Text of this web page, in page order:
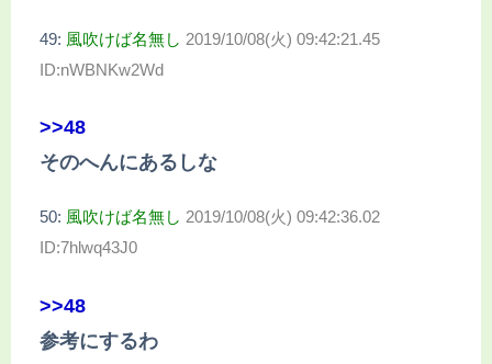
49: 風吹けば名無し 2019/10/08(火) 09:42:21.45
ID:nWBNKw2Wd
>>48
そのへんにあるしな
50: 風吹けば名無し 2019/10/08(火) 09:42:36.02
ID:7hlwq43J0
>>48
参考にするわ